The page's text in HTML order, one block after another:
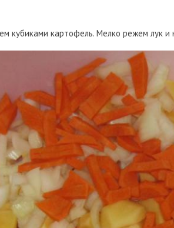
кубиками картофель. Мелко режем лук и